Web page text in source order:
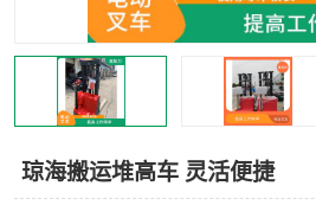
琼海搬运堆高车 灵活便捷